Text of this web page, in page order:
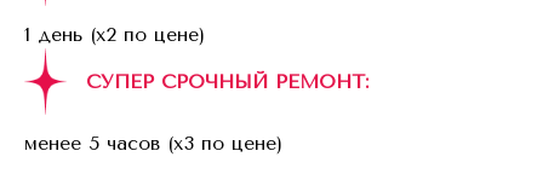
1 день (x2 по цене)
СУПЕР СРОЧНЫЙ РЕМОНТ:
менее 5 часов (x3 по цене)